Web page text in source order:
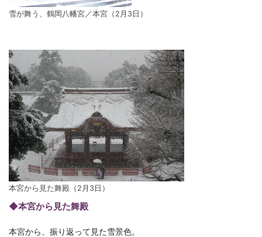
雪が舞う、鶴岡八幡宮／本宮（2月3日）
本宮から見た舞殿（2月3日）
◆本宮から見た舞殿
本宮から、振り返って見た雪景色。